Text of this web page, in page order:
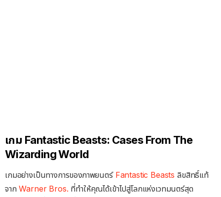
เกม Fantastic Beasts: Cases From The
Wizarding World
เกมอย่างเป็นทางการของภาพยนตร์ Fantastic Beasts ลิขสิทธิ์แท้
จากWarner Bros. ที่ทำให้คุณได้เข้าไปสู่โลกแห่งเวทมนตร์สุด